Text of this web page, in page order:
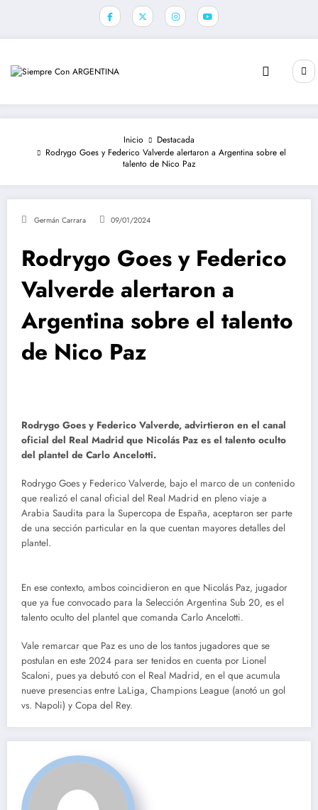
Inicio
Destacada
Rodrygo Goes y Federico Valverde alertaron a Argentina sobre el
talento de Nico Paz
Germán Carrara 09/01/2024
Rodrygo Goes y Federico
Valverde alertaron a
Argentina sobre el talento
de Nico Paz
Rodrygo Goes y Federico Valverde, advirtieron en el canal
oficial del Real Madrid que Nicolás Paz es el talento oculto
del plantel de Carlo Ancelotti.
Rodrygo Goes y Federico Valverde, bajo el marco de un contenido
que realizó el canal oficial del Real Madrid en pleno viaje a
Arabia Saudita para la Supercopa de España, aceptaron ser parte
de una sección particular en la que cuentan mayores detalles del
plantel.
En ese contexto, ambos coincidieron en que Nicolás Paz, jugador
que ya fue convocado para la Selección Argentina Sub 20, es el
talento oculto del plantel que comanda Carlo Ancelotti.
Vale remarcar que Paz es uno de los tantos jugadores que se
postulan en este 2024 para ser tenidos en cuenta por Lionel
Scaloni, pues ya debutó con el Real Madrid, en el que acumula
nueve presencias entre LaLiga, Champions League (anotó un gol
vs. Napoli) y Copa del Rey.